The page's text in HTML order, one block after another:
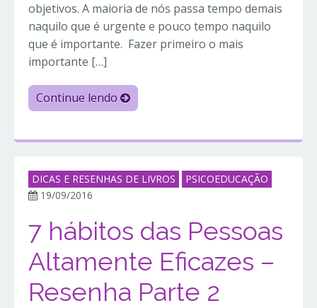
objetivos. A maioria de nós passa tempo demais
naquilo que é urgente e pouco tempo naquilo
que é importante. Fazer primeiro o mais
importante […]
Continue lendo
DICAS E RESENHAS DE LIVROS
PSICOEDUCAÇÃO
19/09/2016
7 hábitos das Pessoas
Altamente Eficazes –
Resenha Parte 2